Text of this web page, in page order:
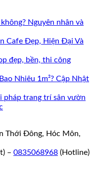
Nguyên nhân và
Cafe Đẹp, Hiện Đại Và
đẹp, bền, thi công
Nhiêu 1m²? Cập Nhật
pháp trang trí sân vườn
Thới Đông, Hóc Môn,
– 0835068968 (Hotline)